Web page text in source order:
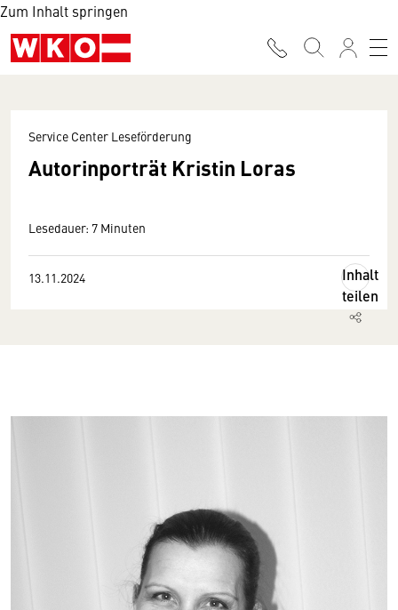
Zum Inhalt springen
Service Center Leseförderung
Autorinporträt Kristin Loras
Lesedauer: 7 Minuten
13.11.2024
Inhalt
teilen